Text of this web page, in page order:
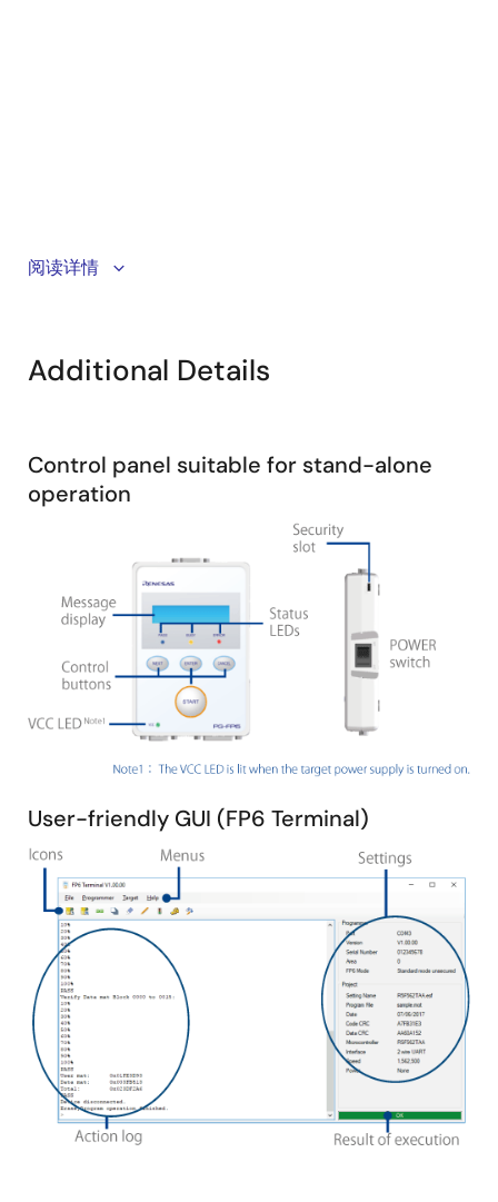
This video demonstrates how to obtain and set up the
The RL78/G23 FPB Board is used in this video; the
阅读详情
Additional Details
Control panel suitable for stand-alone
operation
User-friendly GUI (FP6 Terminal)
图